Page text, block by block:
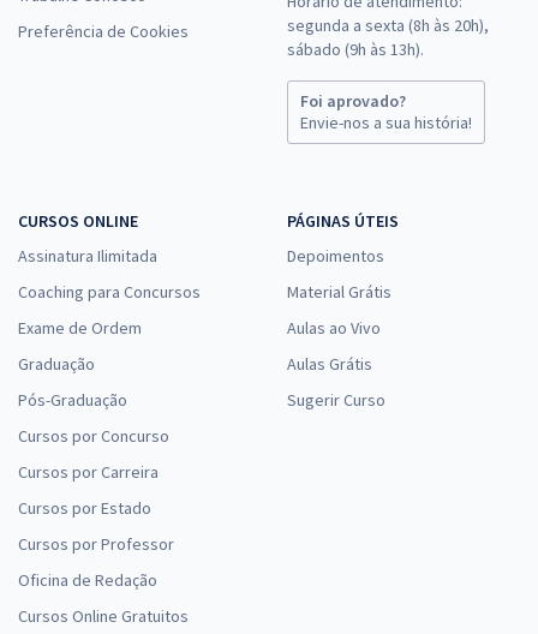
Preferência de Cookies
segunda a sexta (8h às 20h),
sábado (9h às 13h).
Foi aprovado?
Envie-nos a sua história!
CURSOS ONLINE
Assinatura Ilimitada
Coaching para Concursos
Exame de Ordem
Graduação
Pós-Graduação
Cursos por Concurso
Cursos por Carreira
Cursos por Estado
Cursos por Professor
Oficina de Redação
Cursos Online Gratuitos
PÁGINAS ÚTEIS
Depoimentos
Material Grátis
Aulas ao Vivo
Aulas Grátis
Sugerir Curso